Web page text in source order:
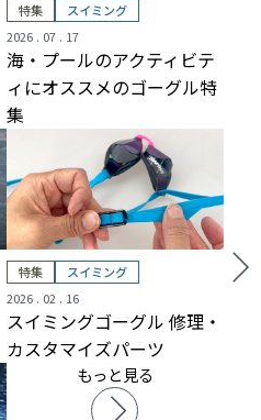
特集
スイミング
2026 . 07 . 17
海・プールのアクティビテ
ィにオススメのゴーグル特
集
特集
スイミング
2026 . 02 . 16
スイミングゴーグル 修理・
カスタマイズパーツ
もっと見る